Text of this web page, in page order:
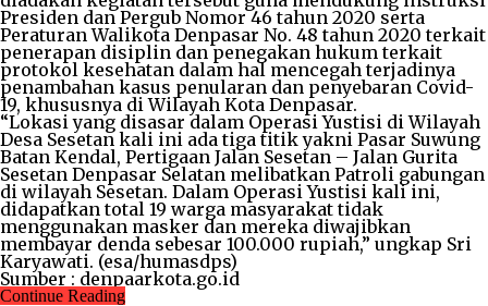
Presiden dan Pergub Nomor 46 tahun 2020 serta
Peraturan Walikota Denpasar No. 48 tahun 2020 terkait
penerapan disiplin dan penegakan hukum terkait
protokol kesehatan dalam hal mencegah terjadinya
penambahan kasus penularan dan penyebaran Covid-
19, khususnya di Wilayah Kota Denpasar.
“Lokasi yang disasar dalam Operasi Yustisi di Wilayah
Desa Sesetan kali ini ada tiga titik yakni Pasar Suwung
Batan Kendal, Pertigaan Jalan Sesetan – Jalan Gurita
Sesetan Denpasar Selatan melibatkan Patroli gabungan
di wilayah Sesetan. Dalam Operasi Yustisi kali ini,
didapatkan total 19 warga masyarakat tidak
menggunakan masker dan mereka diwajibkan
membayar denda sebesar 100.000 rupiah,” ungkap Sri
Karyawati. (esa/humasdps)
Sumber : denpaarkota.go.id
Continue Reading